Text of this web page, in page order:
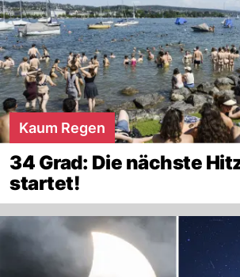
Kaum Regen
34 Grad: Die nächste
startet!